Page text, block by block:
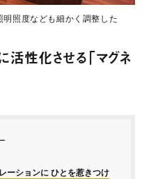
照度なども細かく調整した
活性化させる「マグネ
ーションに ひとを惹きつけ